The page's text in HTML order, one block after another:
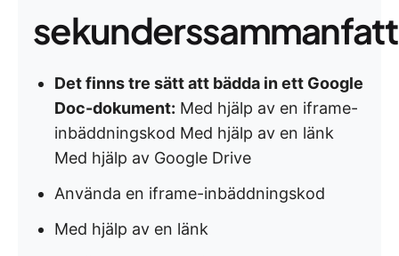
Det finns tre sätt att bädda in ett Google
Doc-dokument: Med hjälp av en iframe-
inbäddningskod Med hjälp av en länk
Med hjälp av Google Drive
Använda en iframe-inbäddningskod
Med hjälp av en länk